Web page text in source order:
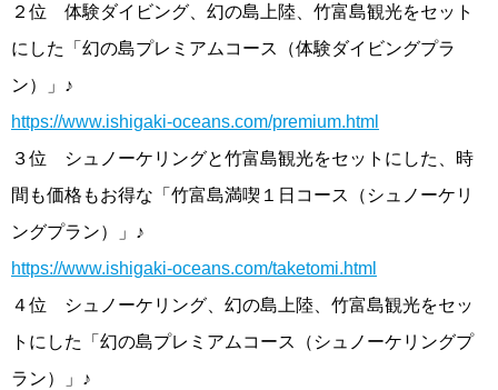
２位 体験ダイビング、幻の島上陸、竹富島観光をセット
にした「幻の島プレミアムコース（体験ダイビングプラ
ン）」♪
https://www.ishigaki-oceans.com/premium.html
３位 シュノーケリングと竹富島観光をセットにした、時
間も価格もお得な「竹富島満喫１日コース（シュノーケリ
ングプラン）」♪
https://www.ishigaki-oceans.com/taketomi.html
４位 シュノーケリング、幻の島上陸、竹富島観光をセッ
トにした「幻の島プレミアムコース（シュノーケリングプ
ラン）」♪